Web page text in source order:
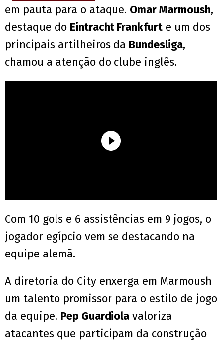
em pauta para o ataque. Omar Marmoush,
destaque do Eintracht Frankfurt e um dos
principais artilheiros da Bundesliga,
chamou a atenção do clube inglês.
Com 10 gols e 6 assistências em 9 jogos, o
jogador egípcio vem se destacando na
equipe alemã.
A diretoria do City enxerga em Marmoush
um talento promissor para o estilo de jogo
da equipe. Pep Guardiola valoriza
atacantes que participam da construção